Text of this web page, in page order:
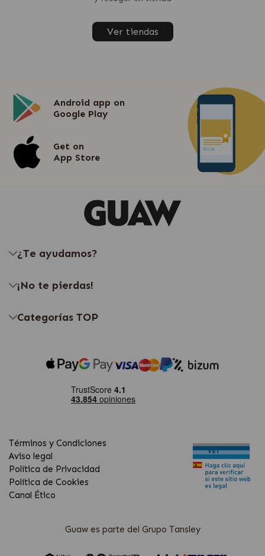
Ver tiendas
Android app on
Google Play
Get on
App Store
¿Te ayudamos?
¡No te pierdas!
Categorías TOP
Términos y Condiciones
Aviso legal
Política de Privacidad
Política de Cookies
Canal Ético
Guaw es parte del Grupo Tansley